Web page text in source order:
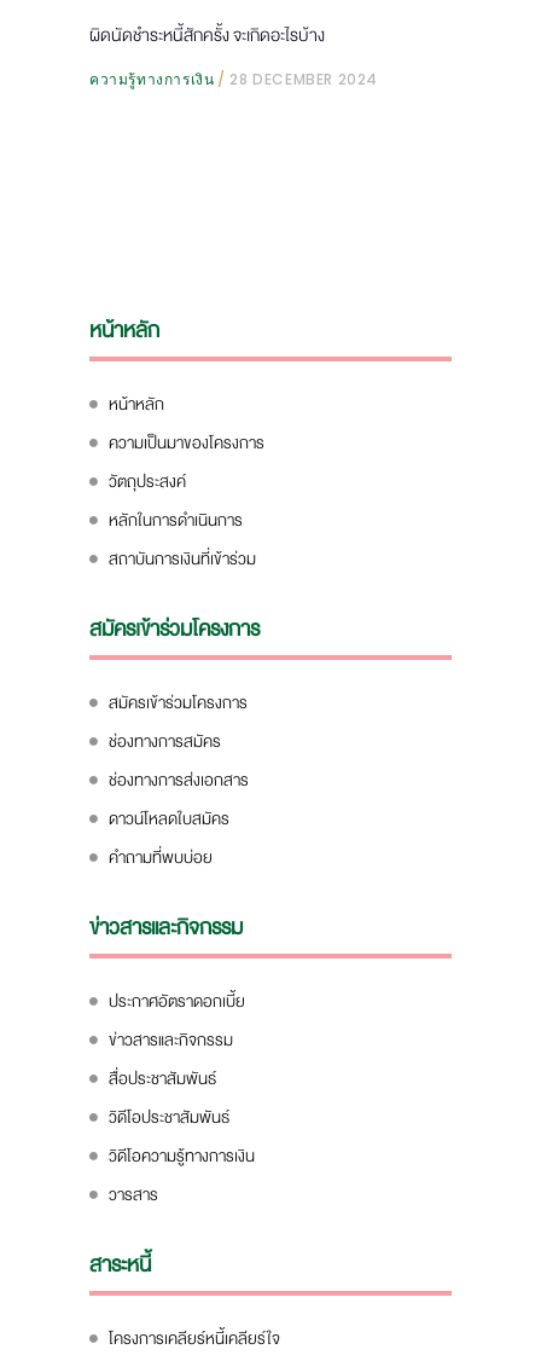
ผิดนัดชำระหนี้สักครั้ง จะเกิดอะไรบ้าง
ความรู้ทางการเงิน 28 DECEMBER 2024
หน้าหลัก
หน้าหลัก
ความเป็นมาของโครงการ
วัตถุประสงค์
หลักในการดำเนินการ
สถาบันการเงินที่เข้าร่วม
สมัครเข้าร่วมโครงการ
สมัครเข้าร่วมโครงการ
ช่องทางการสมัคร
ช่องทางการส่งเอกสาร
ดาวน์โหลดใบสมัคร
คำถามที่พบบ่อย
ข่าวสารและกิจกรรม
ประกาศอัตราดอกเบี้ย
ข่าวสารและกิจกรรม
สื่อประชาสัมพันธ์
วิดีโอประชาสัมพันธ์
วิดีโอความรู้ทางการเงิน
วารสาร
สาระหนี้
โครงการเคลียร์หนี้เคลียร์ใจ